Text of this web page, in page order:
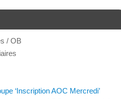
/ OB
‘Inscription AOC Mercredi’